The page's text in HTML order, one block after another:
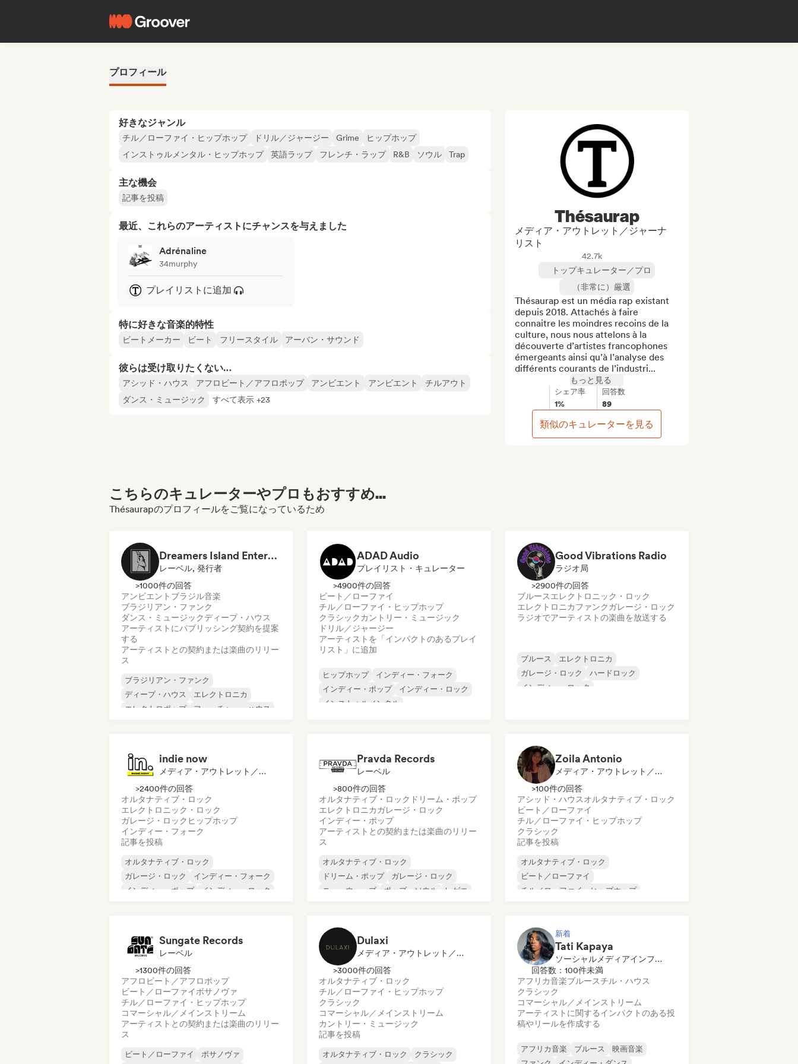
プロフィール
好きなジャンル
チル／ローファイ・ヒップホップ ドリル／ジャージー Grime
ヒップホップ
インストゥルメンタル・ヒップホップ
英語ラップ フレンチ・ラップ R&B ソウル Trap
主な機会
記事を投稿
最近、これらのアーティストにチャンスを与えました
Adrénaline
34murphy
プレイリストに追加
特に好きな音楽的特性
ビートメーカー ビート フリースタイル アーバン・サウンド
彼らは受け取りたくない…
アシッド・ハウス アフロビート／アフロポップ アンビエント アンビエント
チルアウト
ダンス・ミュージック
すべて表示 +23
Thésaurap
メディア・アウトレット／ジャーナ
リスト
42.7k
トップキュレーター／プロ
（非常に）厳選
Thésaurap est un média rap existant
depuis 2018. Attachés à faire
connaitre les moindres recoins de la
culture, nous nous attelons à la
découverte d’artistes francophones
émergeants ainsi qu’à l’analyse des
différents courants de l’industri...
もっと見る
シェア率
1%
回答数
89
類似のキュレーターを見る
こちらのキュレーターやプロもおすすめ...
Thésaurapのプロフィールをご覧になっているため
Dreamers Island Entertainment
レーベル, 発行者
>1000件の回答
アンビエント ブラジル音楽
ブラジリアン・ファンク
ダンス・ミュージックディープ・ハウス
アーティストにパブリッシング契約を提案
する
アーティストとの契約または楽曲のリリー
ス
ブラジリアン・ファンク
ディープ・ハウス
エレクトロニカ
エレクトロポップ
フューチャー・ハウス
ADAD Audio
プレイリスト・キュレーター
>4900件の回答
ビート／ローファイ
チル／ローファイ・ヒップホップ
クラシック カントリー・ミュージック
ドリル／ジャージー
アーティストを「インパクトのあるプレイ
リスト」に追加
ヒップホップ
インディー・フォーク
インディー・ポップ
インディー・ロック
インストゥルメンタル
Good Vibrations Radio
ラジオ局
>2900件の回答
ブルースエレクトロニック・ロック
エレクトロニカファンクガレージ・ロック
ラジオでアーティストの楽曲を放送する
ブルース
エレクトロニカ
ガレージ・ロック
ハードロック
インディー・ロック
indie now
メディア・アウトレット／ジャーナリスト
>2400件の回答
オルタナティブ・ロック
エレクトロニック・ロック
ガレージ・ロック ヒップホップ
インディー・フォーク
記事を投稿
オルタナティブ・ロック
ガレージ・ロック
インディー・フォーク
インディー・ポップ
インディー・ロック
Pravda Records
レーベル
>800件の回答
オルタナティブ・ロック ドリーム・ポップ
エレクトロニカガレージ・ロック
インディー・ポップ
アーティストとの契約または楽曲のリリー
ス
オルタナティブ・ロック
ドリーム・ポップ
ガレージ・ロック
ニューウェーブ
ポップ・ソウル
レゲエ
Zoila Antonio
メディア・アウトレット／ジャーナリスト
>100件の回答
アシッド・ハウスオルタナティブ・ロック
ビート／ローファイ
チル／ローファイ・ヒップホップ
クラシック
記事を投稿
オルタナティブ・ロック
ビート／ローファイ
チル／ローファイ・ヒップホップ
ドリーム・ポップ
Sungate Records
レーベル
>1300件の回答
アフロビート／アフロポップ
ビート／ローファイボサノヴァ
チル／ローファイ・ヒップホップ
コマーシャル／メインストリーム
アーティストとの契約または楽曲のリリー
ス
ビート／ローファイ ボサノヴァ
Dulaxi
メディア・アウトレット／ジャーナリスト
>3000件の回答
オルタナティブ・ロック
チル／ローファイ・ヒップホップ
クラシック
コマーシャル／メインストリーム
カントリー・ミュージック
記事を投稿
オルタナティブ・ロック クラシック
新着
Tati Kapaya
ソーシャルメディアインフルエンサー
回答数：100件未満
アフリカ音楽ブルースチル・ハウス
クラシック
コマーシャル／メインストリーム
アーティストに関するインパクトのある投
稿やリールを作成する
アフリカ音楽 ブルース
映画音楽